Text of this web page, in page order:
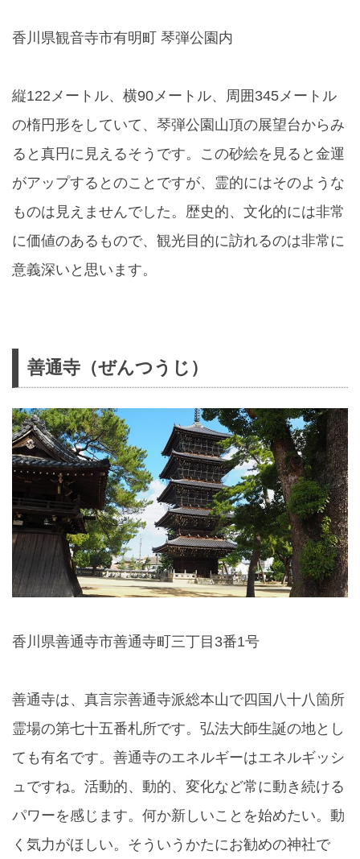
香川県観音寺市有明町 琴弾公園内
縦122メートル、横90メートル、周囲345メートル
の楕円形をしていて、琴弾公園山頂の展望台からみ
ると真円に見えるそうです。この砂絵を見ると金運
がアップするとのことですが、霊的にはそのような
ものは見えませんでした。歴史的、文化的には非常
に価値のあるもので、観光目的に訪れるのは非常に
意義深いと思います。
善通寺（ぜんつうじ）
香川県善通寺市善通寺町三丁目3番1号
善通寺は、真言宗善通寺派総本山で四国八十八箇所
霊場の第七十五番札所です。弘法大師生誕の地とし
ても有名です。善通寺のエネルギーはエネルギッシ
ュですね。活動的、動的、変化など常に動き続ける
パワーを感じます。何か新しいことを始めたい。動
く気力がほしい。そういうかたにお勧めの神社で